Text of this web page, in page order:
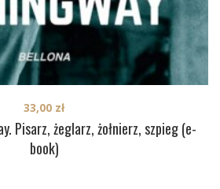
Pisarz, żeglarz, żołnierz, szpieg (e-
book)
33,00 zł